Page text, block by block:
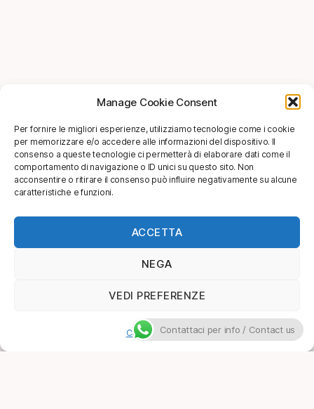
Manage Cookie Consent
Per fornire le migliori esperienze, utilizziamo tecnologie come i cookie
per memorizzare e/o accedere alle informazioni del dispositivo. Il
consenso a queste tecnologie ci permetterà di elaborare dati come il
comportamento di navigazione o ID unici su questo sito. Non
acconsentire o ritirare il consenso può influire negativamente su alcune
caratteristiche e funzioni.
ACCETTA
NEGA
VEDI PREFERENZE
Cookie PolicyContattaci per info / Contact us